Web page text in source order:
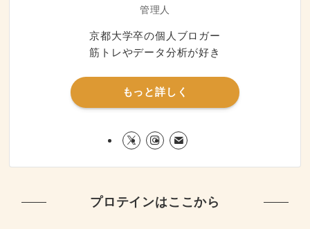
管理人
京都大学卒の個人ブロガー
筋トレやデータ分析が好き
もっと詳しく
プロテインはここから